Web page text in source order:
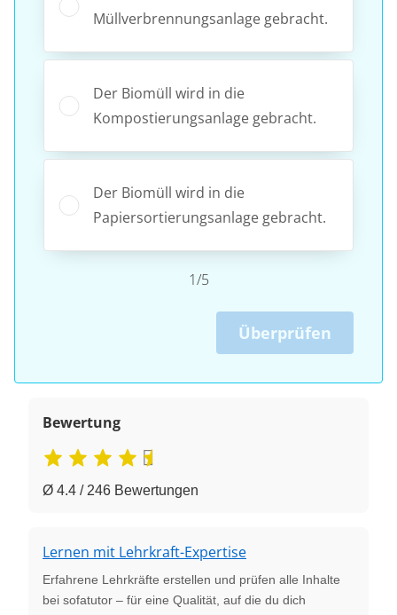
Müllverbrennungsanlage gebracht.
Der Biomüll wird in die
Kompostierungsanlage gebracht.
Der Biomüll wird in die
Papiersortierungsanlage gebracht.
1/5
Überprüfen
Bewertung
Ø 4.4 / 246 Bewertungen
Lernen mit Lehrkraft-Expertise
Erfahrene Lehrkräfte erstellen und prüfen alle Inhalte
bei sofatutor – für eine Qualität, auf die du dich